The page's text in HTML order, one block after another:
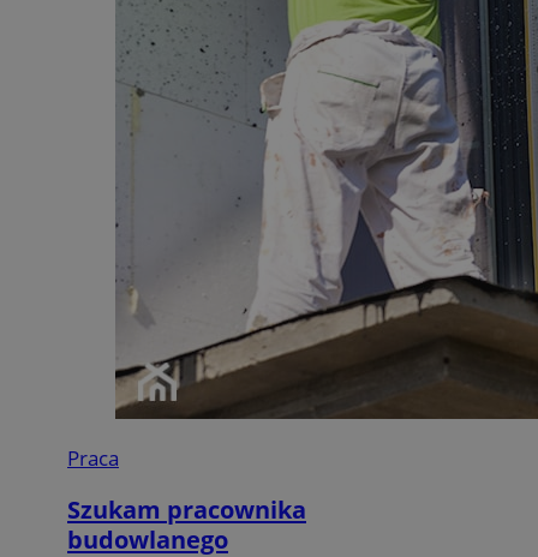
Praca
Szukam pracownika
budowlanego